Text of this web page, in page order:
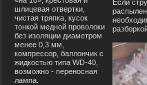
шлицевая отвертки,
чистая тряпка, кусок
тонкой медной проволоки
без изоляции диаметром
менее 0,3 мм,
компрессор, баллончик с
жидкостью типа WD-40,
возможно - переносная
лампа.
Если